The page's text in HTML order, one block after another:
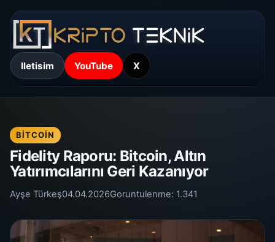
Iletisim YouTube X
BITCOIN
Fidelity Raporu: Bitcoin, Altın
Yatırımcılarını Geri Kazanıyor
Ayşe Türkeş04.04.2026Goruntulenme: 1.341